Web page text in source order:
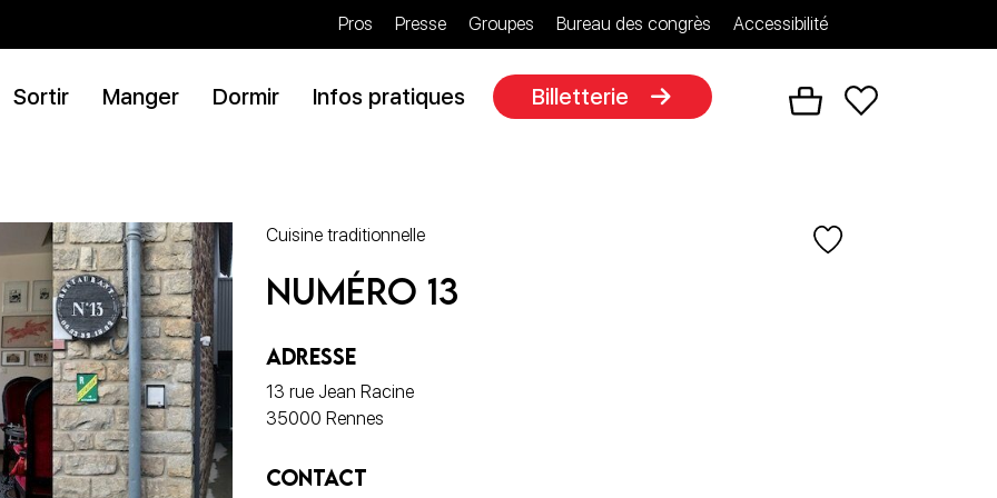
Pros Presse Groupes Bureau des congrès Accessibilité
Sortir Manger Dormir Infos pratiques Billetterie
Cuisine traditionnelle
Numéro 13
ADRESSE
13 rue Jean Racine
35000 Rennes
CONTACT